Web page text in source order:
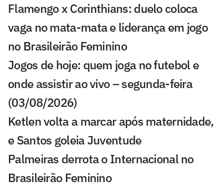
Flamengo x Corinthians: duelo coloca
vaga no mata-mata e liderança em jogo
no Brasileirão Feminino
Jogos de hoje: quem joga no futebol e
onde assistir ao vivo – segunda-feira
(03/08/2026)
Ketlen volta a marcar após maternidade,
e Santos goleia Juventude
Palmeiras derrota o Internacional no
Brasileirão Feminino